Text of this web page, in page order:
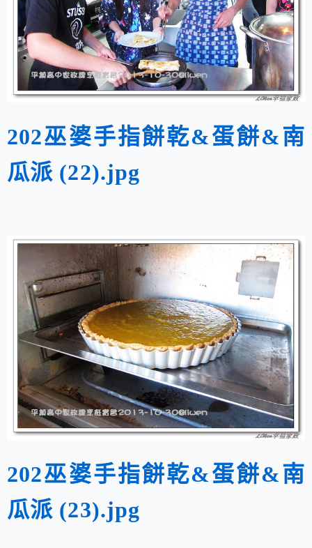
202巫婆手指餅乾&蛋餅&南
瓜派 (22).jpg
202巫婆手指餅乾&蛋餅&南
瓜派 (23).jpg